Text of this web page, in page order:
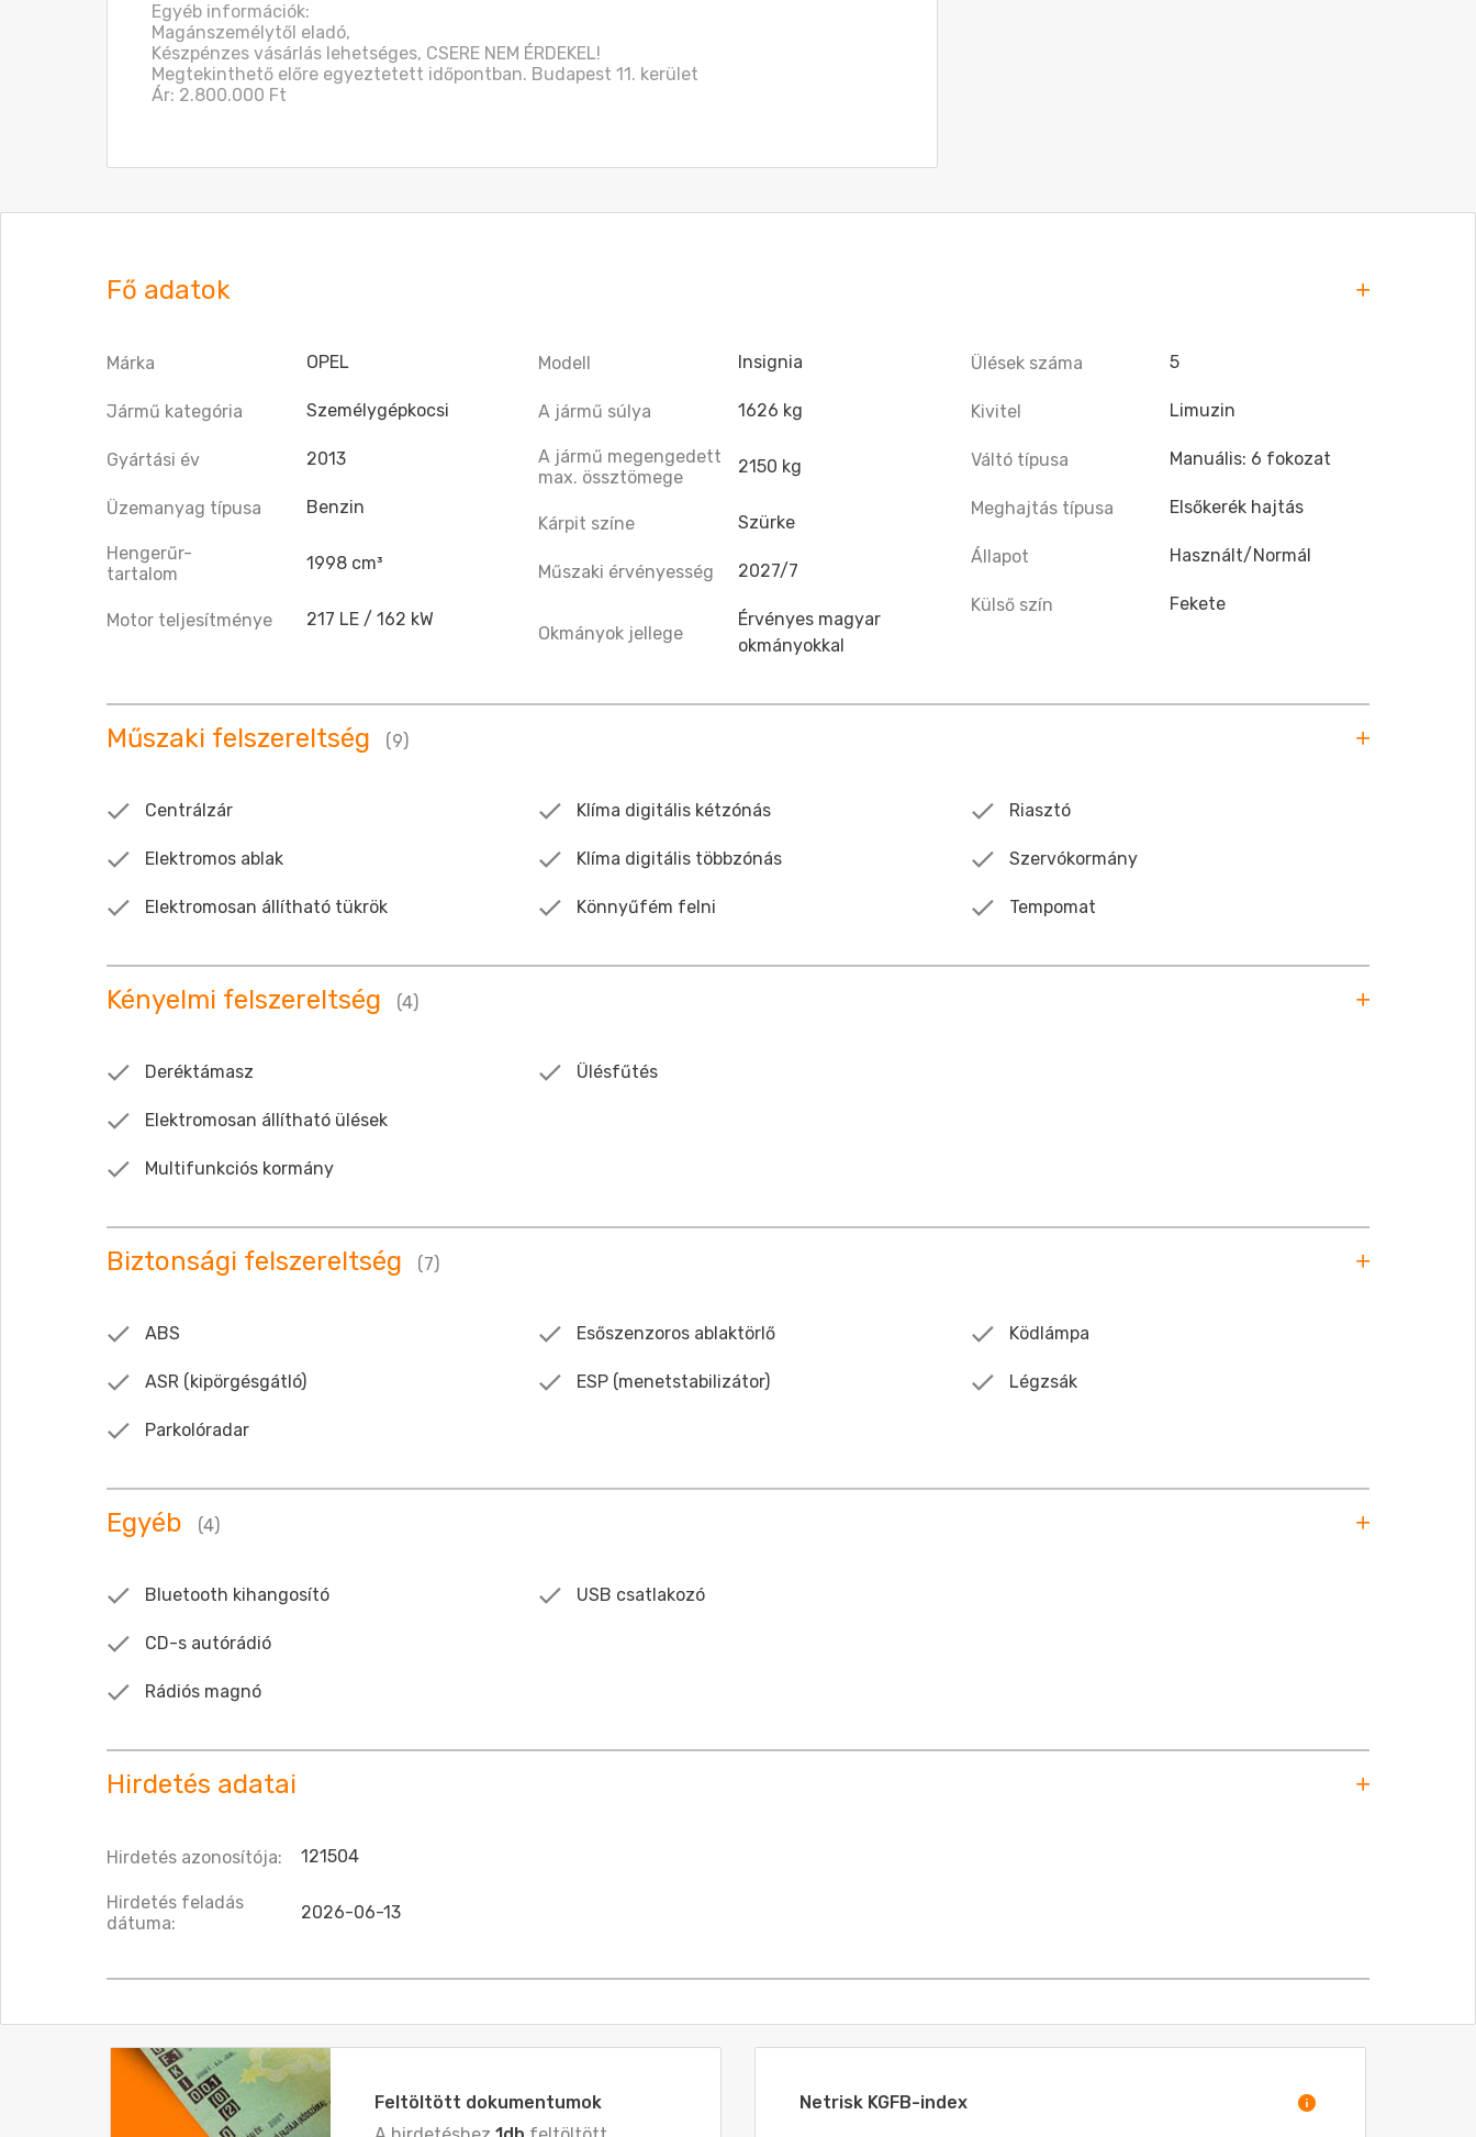
Egyéb információk:
Magánszemélytől eladó,
Készpénzes vásárlás lehetséges, CSERE NEM ÉRDEKEL!
Megtekinthető előre egyeztetett időpontban. Budapest 11. kerület
Ár: 2.800.000 Ft
Fő adatok
Márka OPEL
Jármű kategória Személygépkocsi
Gyártási év 2013
Üzemanyag típusa Benzin
Hengerűr-
tartalom
1998 cm³
Motor teljesítménye 217 LE / 162 kW
Modell Insignia
A jármű súlya 1626 kg
A jármű megengedett
max. össztömege
2150 kg
Kárpit színe Szürke
Műszaki érvényesség 2027/7
Okmányok jellege
Érvényes magyar
okmányokkal
Ülések száma 5
Kivitel Limuzin
Váltó típusa Manuális: 6 fokozat
Meghajtás típusa Elsőkerék hajtás
Állapot Használt/Normál
Külső szín Fekete
Műszaki felszereltség (9)
Centrálzár
Elektromos ablak
Elektromosan állítható tükrök
Klíma digitális kétzónás
Klíma digitális többzónás
Könnyűfém felni
Riasztó
Szervókormány
Tempomat
Kényelmi felszereltség (4)
Deréktámasz
Elektromosan állítható ülések
Multifunkciós kormány
Ülésfűtés
Biztonsági felszereltség (7)
ABS
ASR (kipörgésgátló)
Esőszenzoros ablaktörlő
ESP (menetstabilizátor)
Ködlámpa
Légzsák
Parkolóradar
Egyéb (4)
Bluetooth kihangosító
CD-s autórádió
Rádiós magnó
USB csatlakozó
Hirdetés adatai
Hirdetés azonosítója: 121504
Hirdetés feladás
dátuma:
2026-06-13
Feltöltött dokumentumok
Netrisk KGFB-index